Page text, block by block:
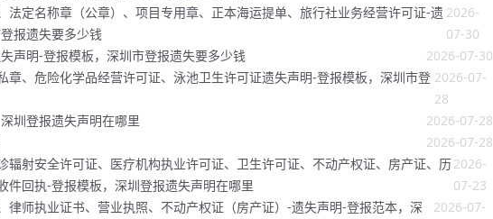
法定名称章（公章）、项目专用章、正本海运提单、旅行社业务经营许可证-遗
报遗失要多少钱
2026-
07-30
声明-登报模板，深圳市登报遗失要多少钱
2026-07-30
章、危险化学品经营许可证、泳池卫生许可证遗失声明-登报模板，深圳市登 2026-07-
28
圳登报遗失声明在哪里
2026-07-28
2026-07-28
辐射安全许可证、医疗机构执业许可证、卫生许可证、不动产权证、房产证、历
件回执-登报模板，深圳登报遗失声明在哪里
2026-
07-23
律师执业证书、营业执照、不动产权证（房产证）-遗失声明-登报范本，深
2026-07-